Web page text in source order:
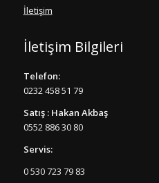
İletişim
İletişim Bilgileri
Telefon:
0232 458 51 79
Satış : Hakan Akbaş
0552 886 30 80
Servis:
0 530 723 79 83